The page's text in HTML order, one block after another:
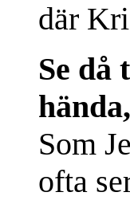
där
Se då
Som
ofta